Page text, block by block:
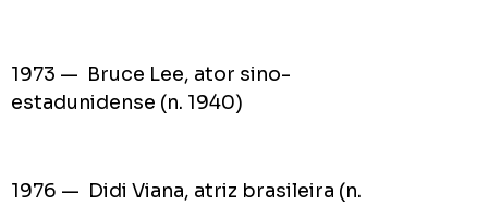
1973 — Bruce Lee, ator sino-
estadunidense (n. 1940)
1976 — Didi Viana, atriz brasileira (n.